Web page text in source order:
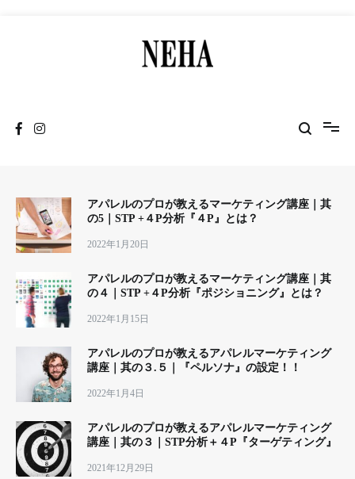
アパレルのプロが教えるマーケティング講座｜其
の5｜STP +４P分析『４P』とは？
2022年1月20日
アパレルのプロが教えるマーケティング講座｜其
の４｜STP +４P分析『ポジショニング』とは？
2022年1月15日
アパレルのプロが教えるアパレルマーケティング
講座｜其の３.５｜『ペルソナ』の設定！！
2022年1月4日
アパレルのプロが教えるアパレルマーケティング
講座｜其の３｜STP分析＋４P『ターゲティング』
2021年12月29日